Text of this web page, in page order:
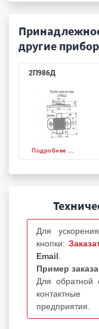
другие
2П986Д
Подробнее ...
Для
кнопки:
Email
Пример
Для обратной
предприятия.